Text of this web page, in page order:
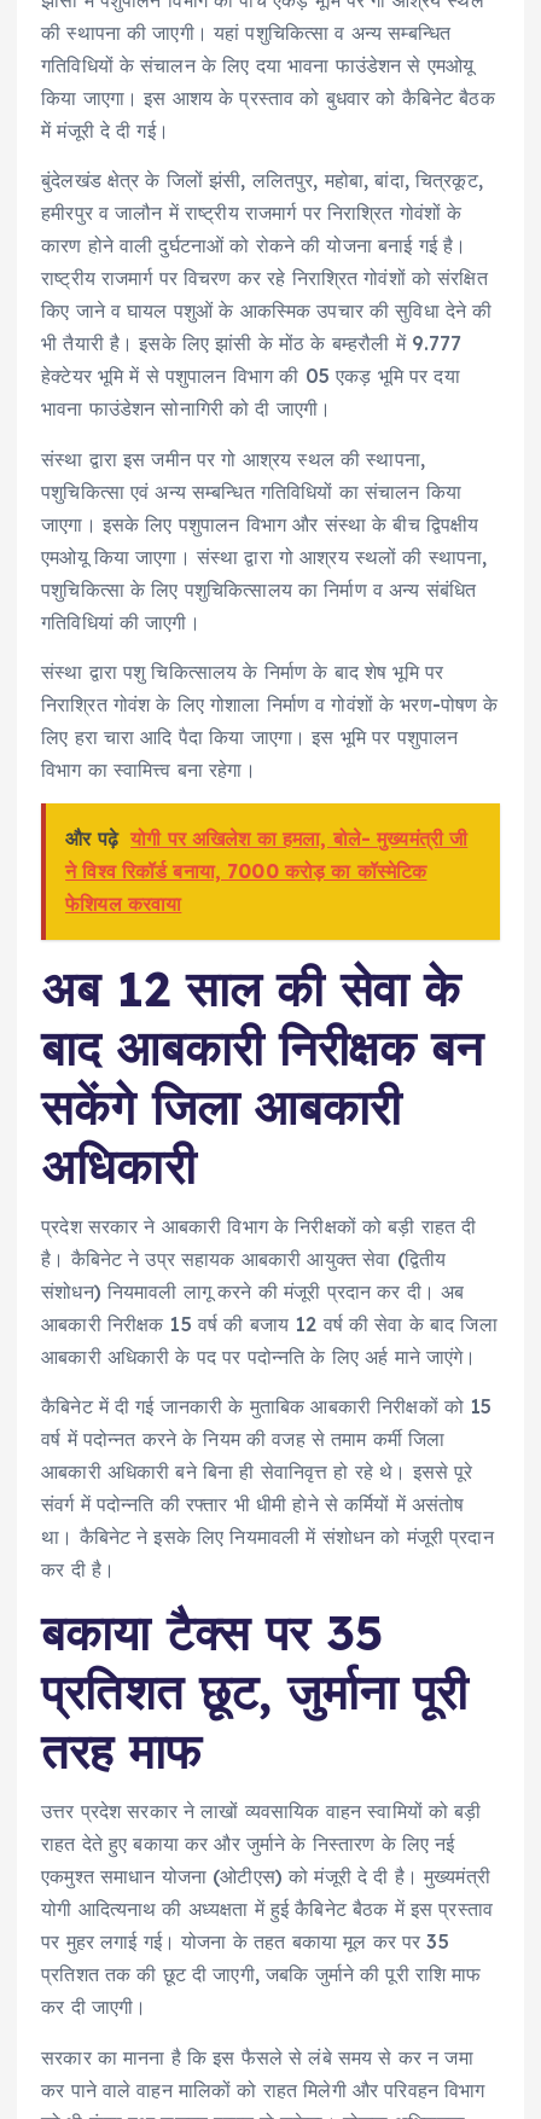
की स्थापना की जाएगी। यहां पशुचिकित्सा व अन्य सम्बन्धित
गतिविधियों के संचालन के लिए दया भावना फाउंडेशन से एमओयू
किया जाएगा। इस आशय के प्रस्ताव को बुधवार को कैबिनेट बैठक
में मंजूरी दे दी गई।
बुंदेलखंड क्षेत्र के जिलों झंसी, ललितपुर, महोबा, बांदा, चित्रकूट,
हमीरपुर व जालौन में राष्ट्रीय राजमार्ग पर निराश्रित गोवंशों के
कारण होने वाली दुर्घटनाओं को रोकने की योजना बनाई गई है।
राष्ट्रीय राजमार्ग पर विचरण कर रहे निराश्रित गोवंशों को संरक्षित
किए जाने व घायल पशुओं के आकस्मिक उपचार की सुविधा देने की
भी तैयारी है। इसके लिए झांसी के मोंठ के बम्हरौली में 9.777
हेक्टेयर भूमि में से पशुपालन विभाग की 05 एकड़ भूमि पर दया
भावना फाउंडेशन सोनागिरी को दी जाएगी।
संस्था द्वारा इस जमीन पर गो आश्रय स्थल की स्थापना,
पशुचिकित्सा एवं अन्य सम्बन्धित गतिविधियों का संचालन किया
जाएगा। इसके लिए पशुपालन विभाग और संस्था के बीच द्विपक्षीय
एमओयू किया जाएगा। संस्था द्वारा गो आश्रय स्थलों की स्थापना,
पशुचिकित्सा के लिए पशुचिकित्सालय का निर्माण व अन्य संबंधित
गतिविधियां की जाएगी।
संस्था द्वारा पशु चिकित्सालय के निर्माण के बाद शेष भूमि पर
निराश्रित गोवंश के लिए गोशाला निर्माण व गोवंशों के भरण-पोषण के
लिए हरा चारा आदि पैदा किया जाएगा। इस भूमि पर पशुपालन
विभाग का स्वामित्त्व बना रहेगा।
और पढ़े योगी पर अखिलेश का हमला, बोले- मुख्यमंत्री जी
ने विश्व रिकॉर्ड बनाया, 7000 करोड़ का कॉस्मेटिक
फेशियल करवाया
अब 12 साल की सेवा के
बाद आबकारी निरीक्षक बन
सकेंगे जिला आबकारी
अधिकारी
प्रदेश सरकार ने आबकारी विभाग के निरीक्षकों को बड़ी राहत दी
है। कैबिनेट ने उप्र सहायक आबकारी आयुक्त सेवा (द्वितीय
संशोधन) नियमावली लागू करने की मंजूरी प्रदान कर दी। अब
आबकारी निरीक्षक 15 वर्ष की बजाय 12 वर्ष की सेवा के बाद जिला
आबकारी अधिकारी के पद पर पदोन्नति के लिए अर्ह माने जाएंगे।
कैबिनेट में दी गई जानकारी के मुताबिक आबकारी निरीक्षकों को 15
वर्ष में पदोन्नत करने के नियम की वजह से तमाम कर्मी जिला
आबकारी अधिकारी बने बिना ही सेवानिवृत्त हो रहे थे। इससे पूरे
संवर्ग में पदोन्नति की रफ्तार भी धीमी होने से कर्मियों में असंतोष
था। कैबिनेट ने इसके लिए नियमावली में संशोधन को मंजूरी प्रदान
कर दी है।
बकाया टैक्स पर 35
प्रतिशत छूट, जुर्माना पूरी
तरह माफ
उत्तर प्रदेश सरकार ने लाखों व्यवसायिक वाहन स्वामियों को बड़ी
राहत देते हुए बकाया कर और जुर्माने के निस्तारण के लिए नई
एकमुश्त समाधान योजना (ओटीएस) को मंजूरी दे दी है। मुख्यमंत्री
योगी आदित्यनाथ की अध्यक्षता में हुई कैबिनेट बैठक में इस प्रस्ताव
पर मुहर लगाई गई। योजना के तहत बकाया मूल कर पर 35
प्रतिशत तक की छूट दी जाएगी, जबकि जुर्माने की पूरी राशि माफ
कर दी जाएगी।
सरकार का मानना है कि इस फैसले से लंबे समय से कर न जमा
कर पाने वाले वाहन मालिकों को राहत मिलेगी और परिवहन विभाग